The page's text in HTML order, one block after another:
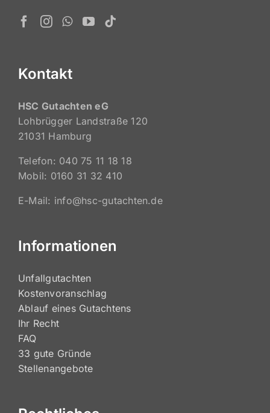
Kontakt
HSC Gutachten eG
Lohbrügger Landstraße 120
21031 Hamburg
Telefon: 040 75 11 18 18
Mobil: 0160 31 32 410
E-Mail: info@hsc-gutachten.de
Informationen
Unfallgutachten
Kostenvoranschlag
Ablauf eines Gutachtens
Ihr Recht
FAQ
33 gute Gründe
Stellenangebote